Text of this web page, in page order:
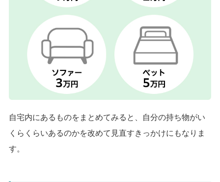
自宅内にあるものをまとめてみると、自分の持ち物がい
くらくらいあるのかを改めて見直すきっかけにもなりま
す。